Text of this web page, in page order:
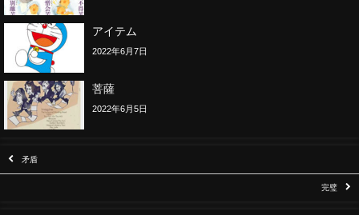
アイテム
2022年6月7日
菩薩
2022年6月5日
矛盾
完璧